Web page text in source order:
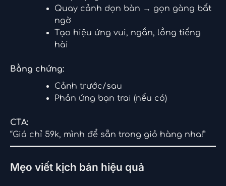
Quay cảnh dọn bàn → gọn gàng bất
ngờ
Tạo hiệu ứng vui, ngắn, lồng tiếng
hài
Bằng chứng:
Cảnh trước/sau
Phản ứng bạn trai (nếu có)
CTA:
“Giá chỉ 59k, mình để sẵn trong giỏ hàng nha!”
Mẹo viết kịch bản hiệu quả